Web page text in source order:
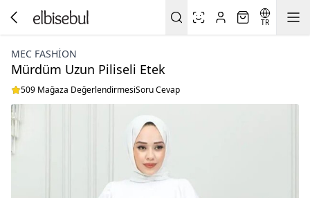
TR
MEC FASHION
Mürdüm Uzun Piliseli Etek
509 Mağaza DeğerlendirmesiSoru Cevap